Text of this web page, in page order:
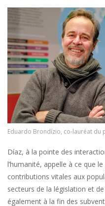
Image
Eduardo Brondízio, co-lauréat du
Díaz, à la pointe des
l’humanité, appelle à ce que
contributions vitales aux
secteurs de la législation et de
également à la fin des